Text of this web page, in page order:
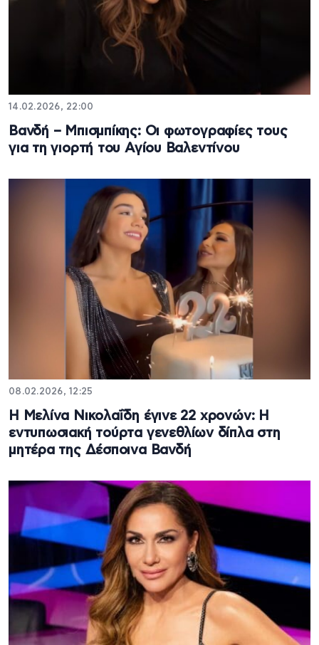
14.02.2026, 22:00
Βανδή – Μπισμπίκης: Οι φωτογραφίες τους
για τη γιορτή του Αγίου Βαλεντίνου
08.02.2026, 12:25
Η Μελίνα Νικολαΐδη έγινε 22 χρονών: Η
εντυπωσιακή τούρτα γενεθλίων δίπλα στη
μητέρα της Δέσποινα Βανδή